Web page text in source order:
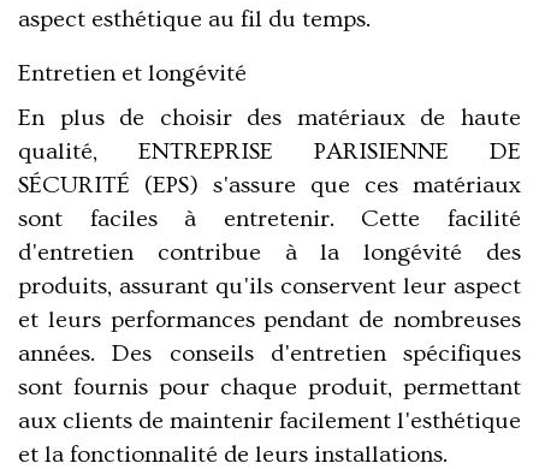
aspect esthétique au fil du temps.
Entretien et longévité
En plus de choisir des matériaux de haute
qualité, ENTREPRISE PARISIENNE DE
SÉCURITÉ (EPS) s'assure que ces matériaux
sont faciles à entretenir. Cette facilité
d'entretien contribue à la longévité des
produits, assurant qu'ils conservent leur aspect
et leurs performances pendant de nombreuses
années. Des conseils d'entretien spécifiques
sont fournis pour chaque produit, permettant
aux clients de maintenir facilement l'esthétique
et la fonctionnalité de leurs installations.